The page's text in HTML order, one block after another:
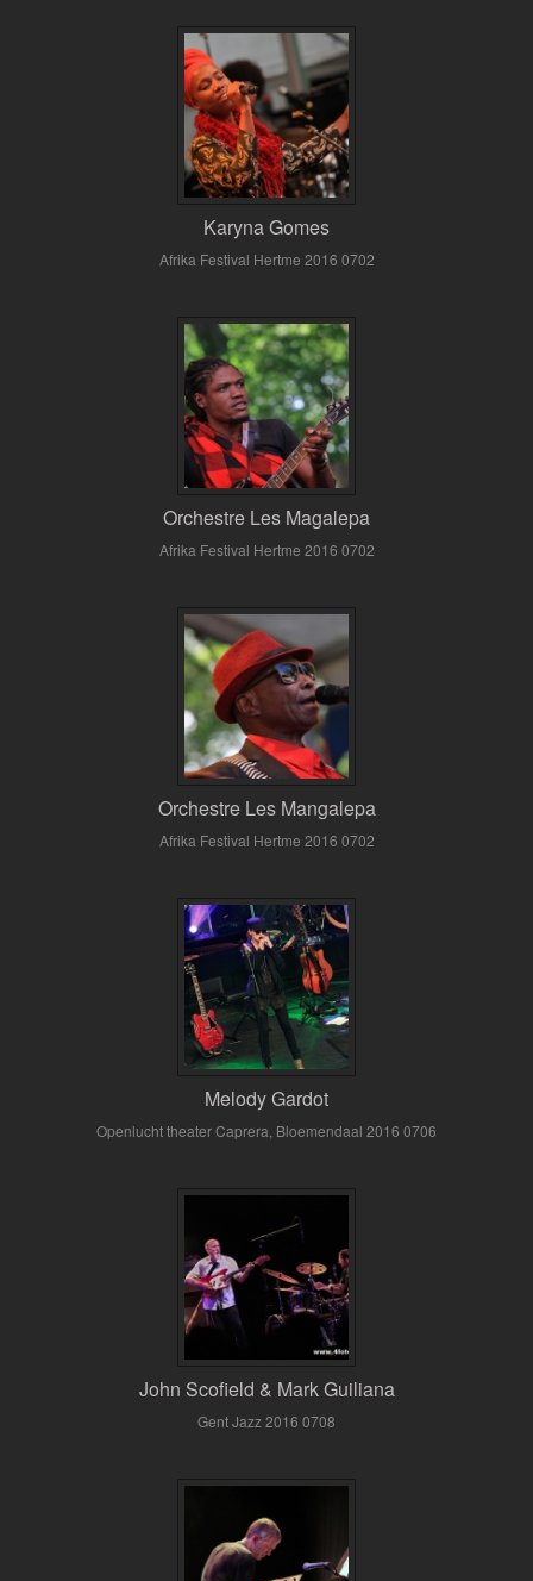
Karyna Gomes
Afrika Festival Hertme 2016 0702
Orchestre Les Magalepa
Afrika Festival Hertme 2016 0702
Orchestre Les Mangalepa
Afrika Festival Hertme 2016 0702
Melody Gardot
Openlucht theater Caprera, Bloemendaal 2016 0706
John Scofield & Mark Guiliana
Gent Jazz 2016 0708